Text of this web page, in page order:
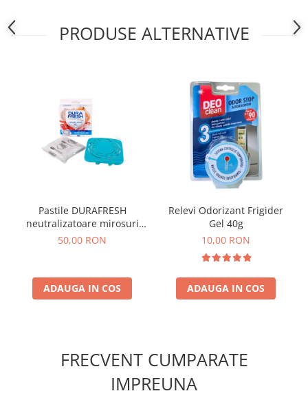
PRODUSE ALTERNATIVE
Pastile DURAFRESH
neutralizatoare mirosuri
neplacute congelator
50,00 RON
ADAUGA IN COS
Relevi Odorizant Frigider
Gel 40g
10,00 RON
ADAUGA IN COS
FRECVENT CUMPARATE
IMPREUNA